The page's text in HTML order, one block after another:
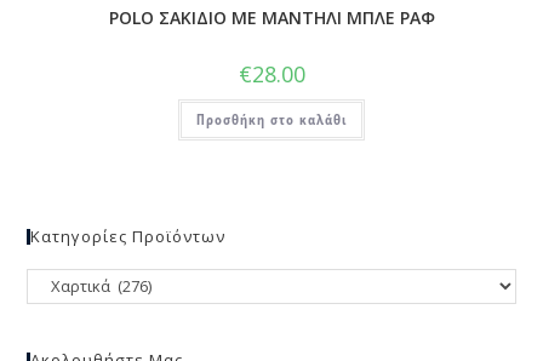
POLO ΣΑΚΙΔΙΟ ΜΕ ΜΑΝΤΗΛΙ ΜΠΛΕ ΡΑΦ
€28.00
Προσθήκη στο καλάθι
Κατηγορίες Προϊόντων